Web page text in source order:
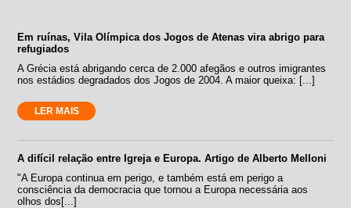
Em ruínas, Vila Olímpica dos Jogos de Atenas vira abrigo para
refugiados
A Grécia está abrigando cerca de 2.000 afegãos e outros imigrantes
nos estádios degradados dos Jogos de 2004. A maior queixa: [...]
LER MAIS
A difícil relação entre Igreja e Europa. Artigo de Alberto Melloni
"A Europa continua em perigo, e também está em perigo a
consciência da democracia que tornou a Europa necessária aos
olhos dos[...]